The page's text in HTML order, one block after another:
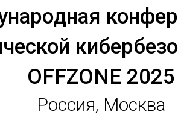
OFFZONE 2025
Россия, Москва